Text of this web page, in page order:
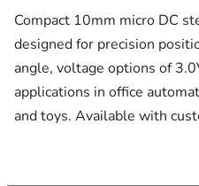
Compact 10mm micro DC
designed for precision
angle, voltage options of
applications in office
and toys. Available with